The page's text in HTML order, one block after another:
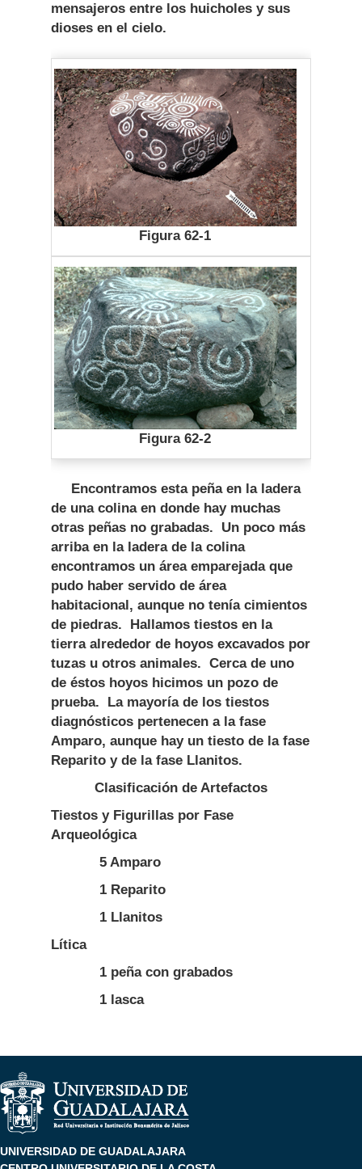
mensajeros entre los huicholes y sus
dioses en el cielo.
Figura 62-1
Figura 62-2
Encontramos esta peña en la ladera
de una colina en donde hay muchas
otras peñas no grabadas. Un poco más
arriba en la ladera de la colina
encontramos un área emparejada que
pudo haber servido de área
habitacional, aunque no tenía cimientos
de piedras. Hallamos tiestos en la
tierra alrededor de hoyos excavados por
tuzas u otros animales. Cerca de uno
de éstos hoyos hicimos un pozo de
prueba. La mayoría de los tiestos
diagnósticos pertenecen a la fase
Amparo, aunque hay un tiesto de la fase
Reparito y de la fase Llanitos.
Clasificación de Artefactos
Tiestos y Figurillas por Fase
Arqueológica
5 Amparo
1 Reparito
1 Llanitos
Lítica
1 peña con grabados
1 lasca
UNIVERSIDAD DE GUADALAJARA